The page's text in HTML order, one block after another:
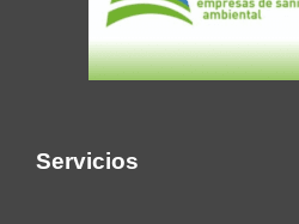
Servicios